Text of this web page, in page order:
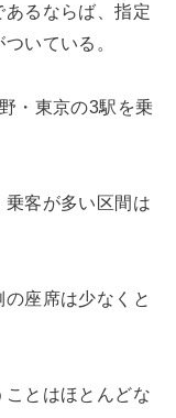
るならば、指定
いている。
・東京の3駅を乗
客が多い区間は
の座席は少なくと
とはほとんどな